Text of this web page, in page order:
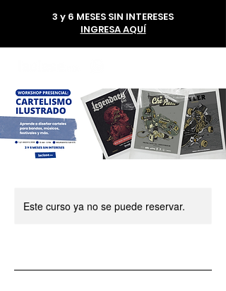
3 y 6 MESES SIN INTERESES
INGRESA AQUÍ
Este curso ya no se puede reservar.